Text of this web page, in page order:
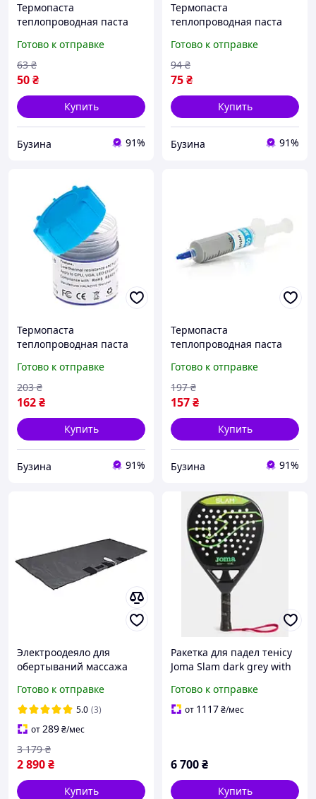
Термопаста
теплопроводная паста
2g шприц grey для
процессора видеокарты
ноутбука buzyna
Готово к отправке
50₴
63 ₴
Купить
Бузина 91%
Термопаста
теплопроводная паста
3g шприц grey для
процессора видеокарты
ноутбука buzyna
Готово к отправке
75₴
94 ₴
Купить
Бузина 91%
Термопаста
теплопроводная паста
15g банка grey для
процессора видеокарты
ноутбука buzyna
Готово к отправке
162₴
203 ₴
Купить
Бузина 91%
Термопаста
теплопроводная паста
30g шприц grey для
процессора видеокарты
ноутбука buzyna
Готово к отправке
157₴
197 ₴
Купить
Бузина 91%
Электроодеяло для
обертываний массажа
ЕКВ-2/220 180x180 см
Grey
Готово к отправке
5.0 (3)
от289₴/мес
2 890₴
3 179 ₴
Купить
Ракетка для падел тенісу
Joma Slam dark grey with
Готово к отправке
от 1117₴/мес
6 700₴
Купить